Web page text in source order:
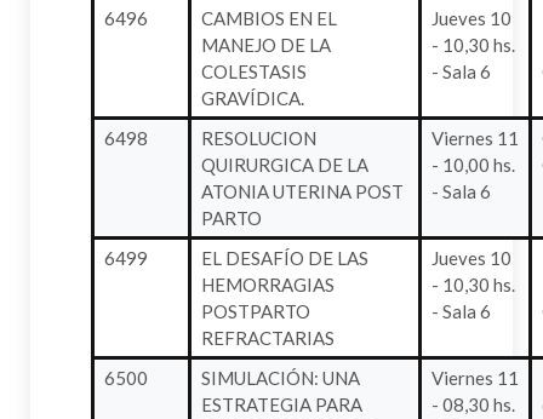
6496
CAMBIOS EN EL
MANEJO DE LA
COLESTASIS
GRAVÍDICA.
Jueves 10
- 10,30 hs.
- Sala 6
6498
RESOLUCION
QUIRURGICA DE LA
ATONIA UTERINA POST
PARTO
Viernes 11
- 10,00 hs.
- Sala 6
6499
EL DESAFÍO DE LAS
HEMORRAGIAS
POSTPARTO
REFRACTARIAS
Jueves 10
- 10,30 hs.
- Sala 6
6500
SIMULACIÓN: UNA
ESTRATEGIA PARA
Viernes 11
- 08,30 hs.